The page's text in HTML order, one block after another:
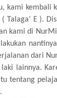
kami kembali
Talaga’ E ).
kami di
dari
lainnya.
tentang